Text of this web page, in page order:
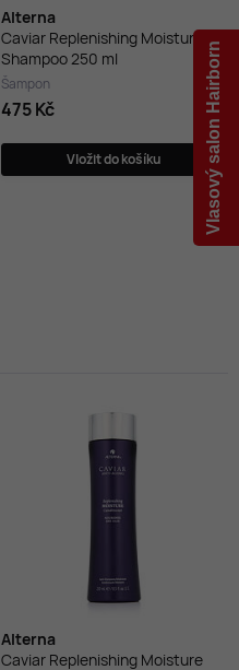
Alterna
Caviar Replenishing Moisture
Shampoo 250 ml
Šampon
475 Kč
Vložit do košíku
Alterna
Caviar Replenishing Moisture
Vlasový salon Hairborn